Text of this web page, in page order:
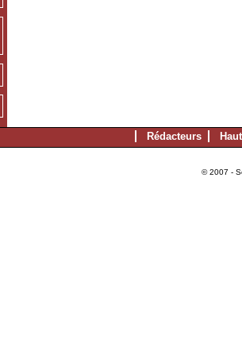
Rédacteurs
© 2007 -